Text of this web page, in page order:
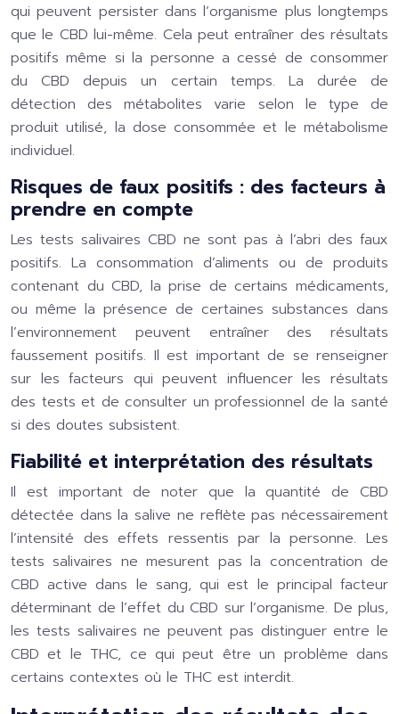
qui peuvent persister dans l’organisme plus longtemps
que le CBD lui-même. Cela peut entraîner des résultats
positifs même si la personne a cessé de consommer
du CBD depuis un certain temps. La durée de
détection des métabolites varie selon le type de
produit utilisé, la dose consommée et le métabolisme
individuel.
Risques de faux positifs : des facteurs à
prendre en compte
Les tests salivaires CBD ne sont pas à l’abri des faux
positifs. La consommation d’aliments ou de produits
contenant du CBD, la prise de certains médicaments,
ou même la présence de certaines substances dans
l’environnement peuvent entraîner des résultats
faussement positifs. Il est important de se renseigner
sur les facteurs qui peuvent influencer les résultats
des tests et de consulter un professionnel de la santé
si des doutes subsistent.
Fiabilité et interprétation des résultats
Il est important de noter que la quantité de CBD
détectée dans la salive ne reflète pas nécessairement
l’intensité des effets ressentis par la personne. Les
tests salivaires ne mesurent pas la concentration de
CBD active dans le sang, qui est le principal facteur
déterminant de l’effet du CBD sur l’organisme. De plus,
les tests salivaires ne peuvent pas distinguer entre le
CBD et le THC, ce qui peut être un problème dans
certains contextes où le THC est interdit.